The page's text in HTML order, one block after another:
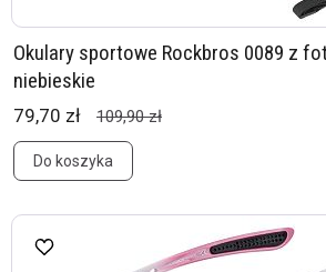
Okulary sportowe Rockbros 0089 z
niebieskie
79,70 zł 109,90 zł
Do koszyka